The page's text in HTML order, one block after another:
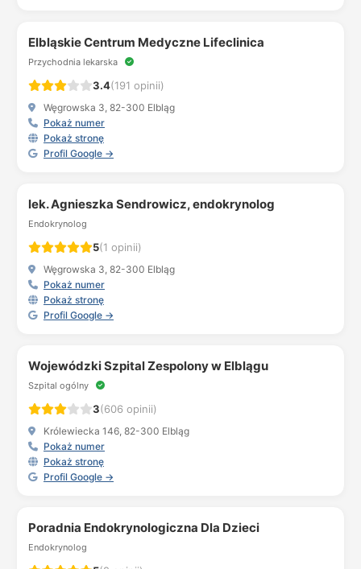
Elbląskie Centrum Medyczne Lifeclinica
Przychodnia lekarska
3.4(191 opinii)
Węgrowska 3, 82-300 Elbląg
Pokaż numer
Pokaż stronę
Profil Google →
lek. Agnieszka Sendrowicz, endokrynolog
Endokrynolog
5(1 opinii)
Węgrowska 3, 82-300 Elbląg
Pokaż numer
Pokaż stronę
Profil Google →
Wojewódzki Szpital Zespolony w Elblągu
Szpital ogólny
3(606 opinii)
Królewiecka 146, 82-300 Elbląg
Pokaż numer
Pokaż stronę
Profil Google →
Poradnia Endokrynologiczna Dla Dzieci
Endokrynolog